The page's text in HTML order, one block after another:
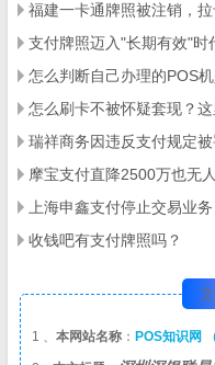
福建一卡通牌照被注销，
怎么判断自己办理的POS
怎么刷卡不被怀疑套现？这
瑞祥商务因违反支付规定
摩宝支付直降2500万也无
上海申鑫支付停止交易业
收钱吧有支付牌照吗？
1 、 本网站名称 ： POS知识网